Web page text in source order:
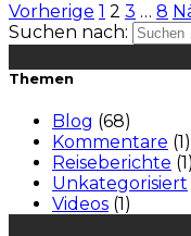
Vorherige 1 2 3 … 8
Suchen nach:
Themen
Blog (68)
Kommentare (1)
Reiseberichte (1)
Unkategorisiert
Videos (1)